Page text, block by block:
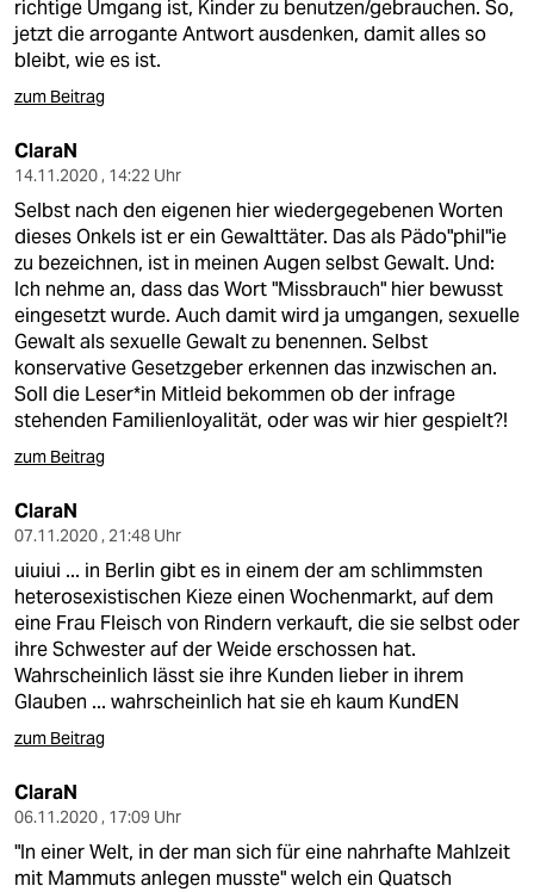
richtige Umgang ist, Kinder zu benutzen/gebrauchen. So,
jetzt die arrogante Antwort ausdenken, damit alles so
bleibt, wie es ist.
zum Beitrag
ClaraN
14.11.2020 , 14:22 Uhr
Selbst nach den eigenen hier wiedergegebenen Worten
dieses Onkels ist er ein Gewalttäter. Das als Pädo"phil"ie
zu bezeichnen, ist in meinen Augen selbst Gewalt. Und:
Ich nehme an, dass das Wort "Missbrauch" hier bewusst
eingesetzt wurde. Auch damit wird ja umgangen, sexuelle
Gewalt als sexuelle Gewalt zu benennen. Selbst
konservative Gesetzgeber erkennen das inzwischen an.
Soll die Leser*in Mitleid bekommen ob der infrage
stehenden Familienloyalität, oder was wir hier gespielt?!
zum Beitrag
ClaraN
07.11.2020 , 21:48 Uhr
uiuiui ... in Berlin gibt es in einem der am schlimmsten
heterosexistischen Kieze einen Wochenmarkt, auf dem
eine Frau Fleisch von Rindern verkauft, die sie selbst oder
ihre Schwester auf der Weide erschossen hat.
Wahrscheinlich lässt sie ihre Kunden lieber in ihrem
Glauben ... wahrscheinlich hat sie eh kaum KundEN
zum Beitrag
ClaraN
06.11.2020 , 17:09 Uhr
"In einer Welt, in der man sich für eine nahrhafte Mahlzeit
mit Mammuts anlegen musste" welch ein Quatsch